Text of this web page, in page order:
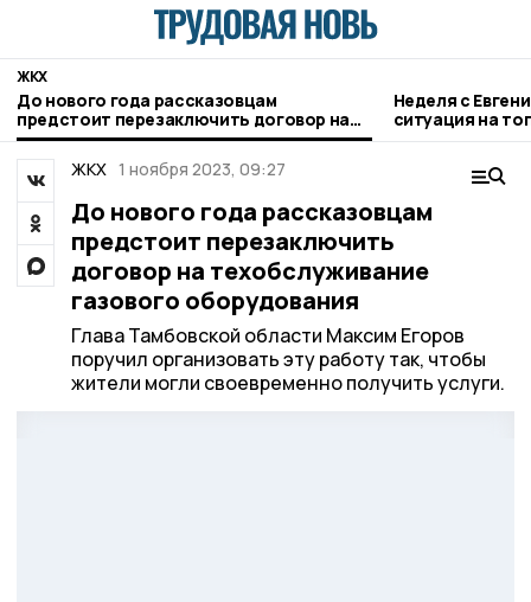
ЖКХ
До нового года рассказовцам
предстоит перезаключить договор на
техобслуживание газового
оборудования
Неделя с
ситуация на
городе и
ЖКХ 1 ноября 2023, 09:27
До нового года рассказовцам
предстоит перезаключить
договор на техобслуживание
газового оборудования
Глава Тамбовской области Максим Егоров
поручил организовать эту работу так, чтобы
жители могли своевременно получить услуги.